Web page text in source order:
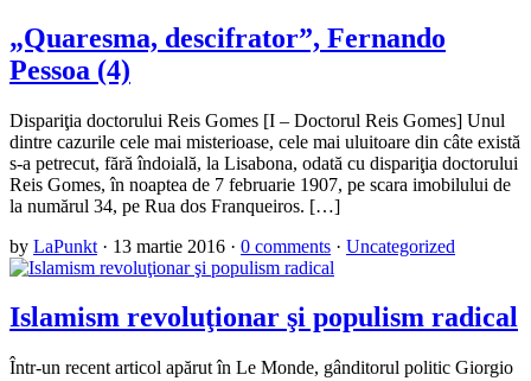
„Quaresma, descifrator”, Fernando
Pessoa (4)
Dispariţia doctorului Reis Gomes [I – Doctorul Reis Gomes] Unul
dintre cazurile cele mai misterioase, cele mai uluitoare din câte există
s-a petrecut, fără îndoială, la Lisabona, odată cu dispariţia doctorului
Reis Gomes, în noaptea de 7 februarie 1907, pe scara imo­bilului de
la numărul 34, pe Rua dos Franqueiros. […]
by LaPunkt · 13 martie 2016 · 0 comments · Uncategorized
Islamism revoluţionar şi populism radical
Într-un recent articol apărut în Le Monde, gânditorul politic Giorgio